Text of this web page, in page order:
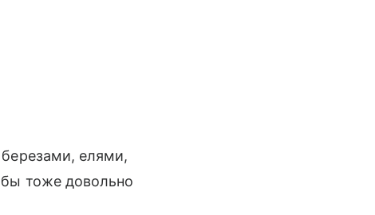
елями,
тоже довольно